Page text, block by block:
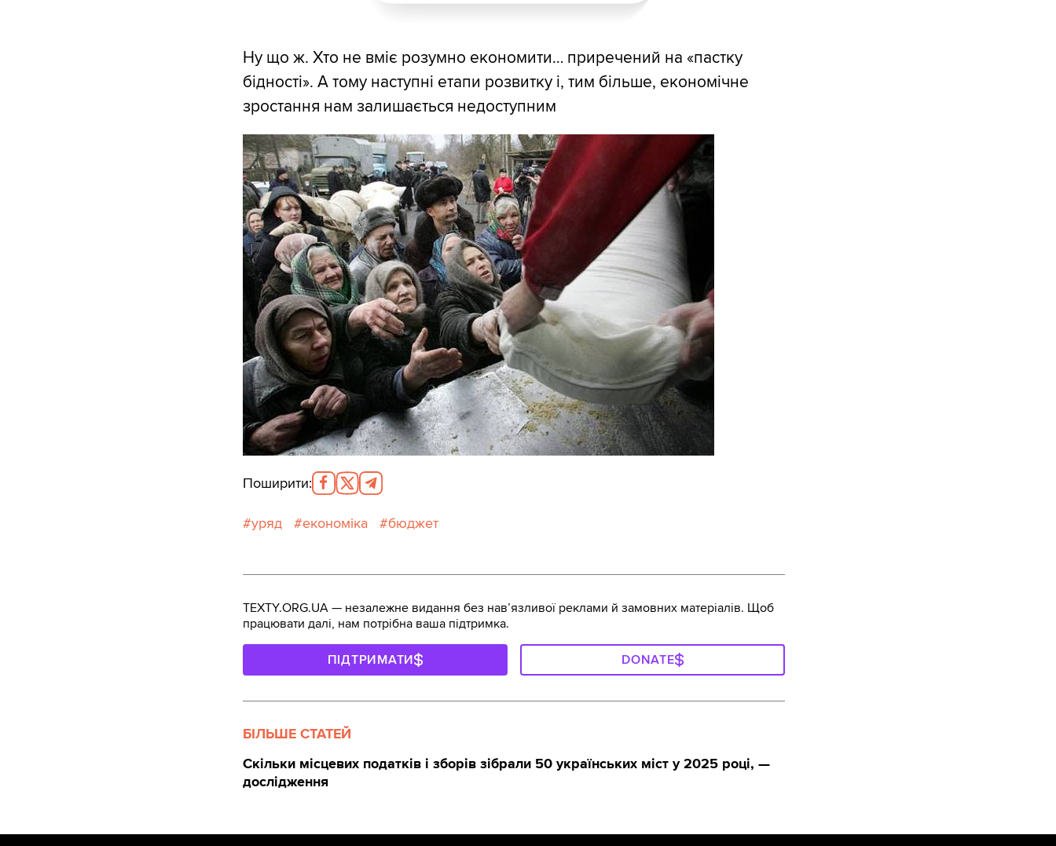
Ну що ж. Хто не вміє розумно економити… приречений на «пастку
бідності». А тому наступні етапи розвитку і, тим більше, економічне
зростання нам залишається недоступним
Поширити:
уряд економіка бюджет
TEXTY.ORG.UA — незалежне видання без навʼязливої реклами й замовних матеріалів. Щоб
працювати далі, нам потрібна ваша підтримка.
ПІДТРИМАТИ DONATE
БІЛЬШЕ СТАТЕЙ
Скільки місцевих податків і зборів зібрали 50 українських міст у 2025 році, —
дослідження